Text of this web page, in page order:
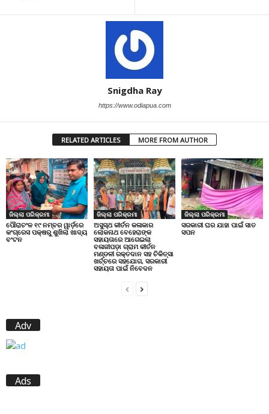
Snigdha Ray
https://www.odiapua.com
RELATED ARTICLES MORE FROM AUTHOR
ଜିଲ୍ଲା ପରିକ୍ରମା
ପୌରାଚଂଳ ୧୯ ନମ୍ବର ୱାର୍ଡ଼ରେ
କଂଗ୍ରେସ ପକ୍ଷରୁ ଶୁଖିଲା ଖାଦ୍ୟ
ବଂଟନ
ଜିଲ୍ଲା ପରିକ୍ରମା
ଅସୁସ୍ଥ କୀର୍ତନ କଳାକାର
ଲୋକନାଥ ବେହେରାଙ୍କ
ସହାୟତାରେ ଆଗେଇଲା
ବଳାଜୀପଡ଼ା ଗ୍ରାମ କୀର୍ତନ
ମଣ୍ଡଳୀ ରକ୍ତଦାନ ସହ ଚିକିତ୍ସା
ଖର୍ଚ୍ଚରେ ସହଯୋଗ, ସରକାରୀ
ସହାୟତା ପାଇଁ ନିବେଦନ
ଜିଲ୍ଲା ପରିକ୍ରମା
ସରକାରୀ ଘର ଯାହା ପାଇଁ ସାତ
ସପନ
Adv
Ads